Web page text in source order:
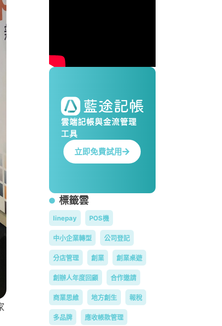
雲端記帳與金流管理
工具
立即免費試用
標籤雲
linepay POS機
中小企業轉型 公司登記
分店管理 創業 創業桌遊
創辦人年度回顧 合作邀請
商業思維 地方創生 報稅
多品牌 應收帳款管理